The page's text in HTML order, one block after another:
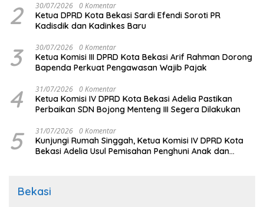
2 30/07/2026 0 Komentar
Ketua DPRD Kota Bekasi Sardi Efendi Soroti PR
Kadisdik dan Kadinkes Baru
3 30/07/2026 0 Komentar
Ketua Komisi III DPRD Kota Bekasi Arif Rahman Dorong
Bapenda Perkuat Pengawasan Wajib Pajak
4 31/07/2026 0 Komentar
Ketua Komisi IV DPRD Kota Bekasi Adelia Pastikan
Perbaikan SDN Bojong Menteng III Segera Dilakukan
5 31/07/2026 0 Komentar
Kunjungi Rumah Singgah, Ketua Komisi IV DPRD Kota
Bekasi Adelia Usul Pemisahan Penghuni Anak dan
Bekasi